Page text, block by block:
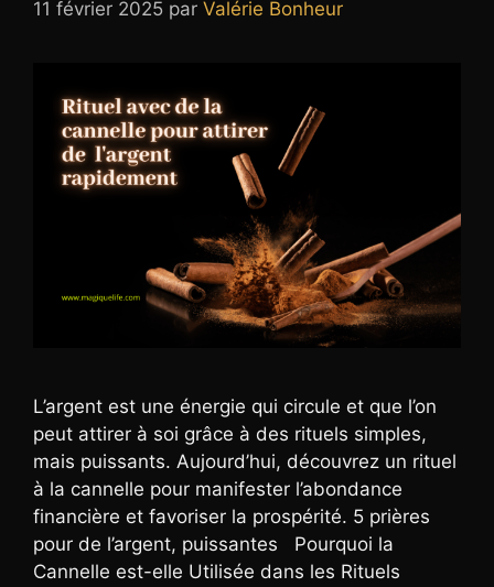
11 février 2025 par Valérie Bonheur
L’argent est une énergie qui circule et que l’on
peut attirer à soi grâce à des rituels simples,
mais puissants. Aujourd’hui, découvrez un rituel
à la cannelle pour manifester l’abondance
financière et favoriser la prospérité. 5 prières
pour de l’argent, puissantes Pourquoi la
Cannelle est-elle Utilisée dans les Rituels